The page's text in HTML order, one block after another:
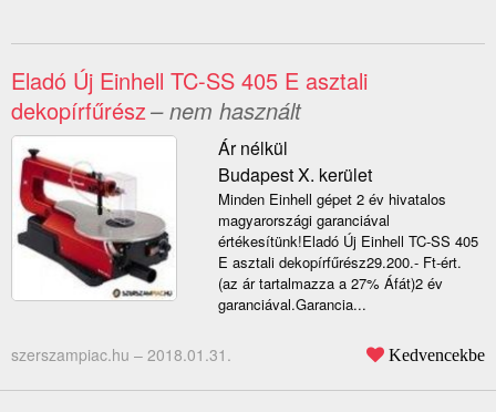
Eladó Új Einhell TC-SS 405 E asztali
dekopírfűrész– nem használt
Ár nélkül
Budapest X. kerület
Minden Einhell gépet 2 év hivatalos
magyarországi garanciával
értékesítünk!Eladó Új Einhell TC-SS 405
E asztali dekopírfűrész29.200.- Ft-ért.
(az ár tartalmazza a 27% Áfát)2 év
garanciával.Garancia...
szerszampiac.hu – 2018.01.31. Kedvencekbe